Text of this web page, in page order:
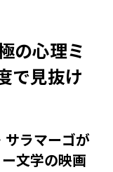
の心理ミ
で見抜け
サラマーゴが
文学の映画